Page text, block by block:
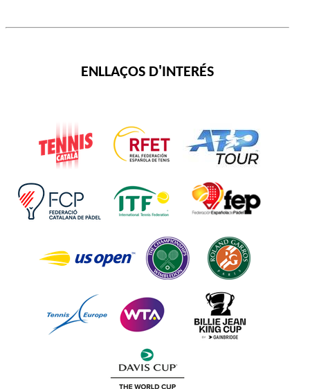
ENLLAÇOS D'INTERÉS